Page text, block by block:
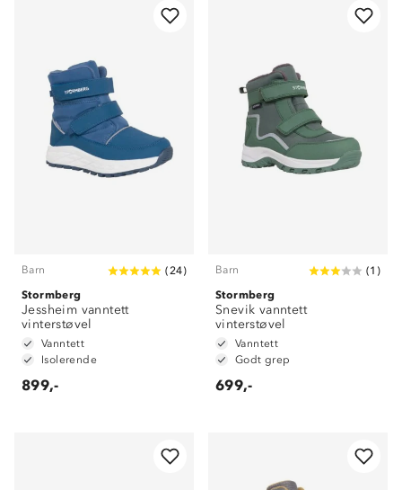
Barn (24)
Stormberg
Jessheim vanntett
vinterstøvel
Vanntett
Isolerende
899,-
Barn (1 )
Stormberg
Snevik vanntett
vinterstøvel
Vanntett
Godt grep
699,-